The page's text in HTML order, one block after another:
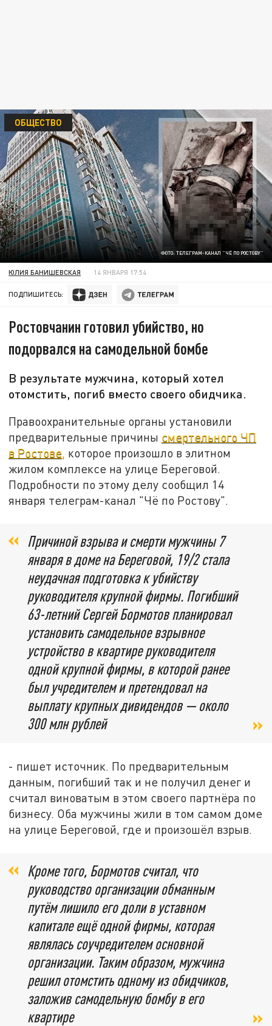
ФОТО: ТЕЛЕГРАМ-КАНАЛ "ЧЁ ПО РОСТОВУ"
ОБЩЕСТВО
ЮЛИЯ БАНИШЕВСКАЯ 14 ЯНВАРЯ 17:54
ПОДПИШИТЕСЬ:
Ростовчанин готовил убийство, но
подорвался на самодельной бомбе
В результате мужчина, который хотел
отомстить, погиб вместо своего обидчика.
Правоохранительные органы установили
предварительные причины смертельного ЧП
в Ростове, которое произошло в элитном
жилом комплексе на улице Береговой.
Подробности по этому делу сообщил 14
января телеграм-канал "Чё по Ростову".
Причиной взрыва и смерти мужчины 7
января в доме на Береговой, 19/2 стала
неудачная подготовка к убийству
руководителя крупной фирмы. Погибший
63-летний Сергей Бормотов планировал
установить самодельное взрывное
устройство в квартире руководителя
одной крупной фирмы, в которой ранее
был учредителем и претендовал на
выплату крупных дивидендов — около
300 млн рублей
- пишет источник. По предварительным
данным, погибший так и не получил денег и
считал виноватым в этом своего партнёра по
бизнесу. Оба мужчины жили в том самом доме
на улице Береговой, где и произошёл взрыв.
Кроме того, Бормотов считал, что
руководство организации обманным
путём лишило его доли в уставном
капитале ещё одной фирмы, которая
являлась соучредителем основной
организации. Таким образом, мужчина
решил отомстить одному из обидчиков,
заложив самодельную бомбу в его
квартире